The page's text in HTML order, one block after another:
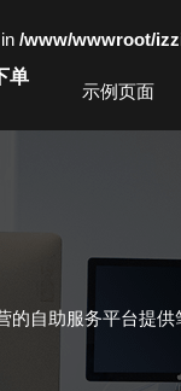
/www/wwwroot/
单
示例页面
的自助服务平台提